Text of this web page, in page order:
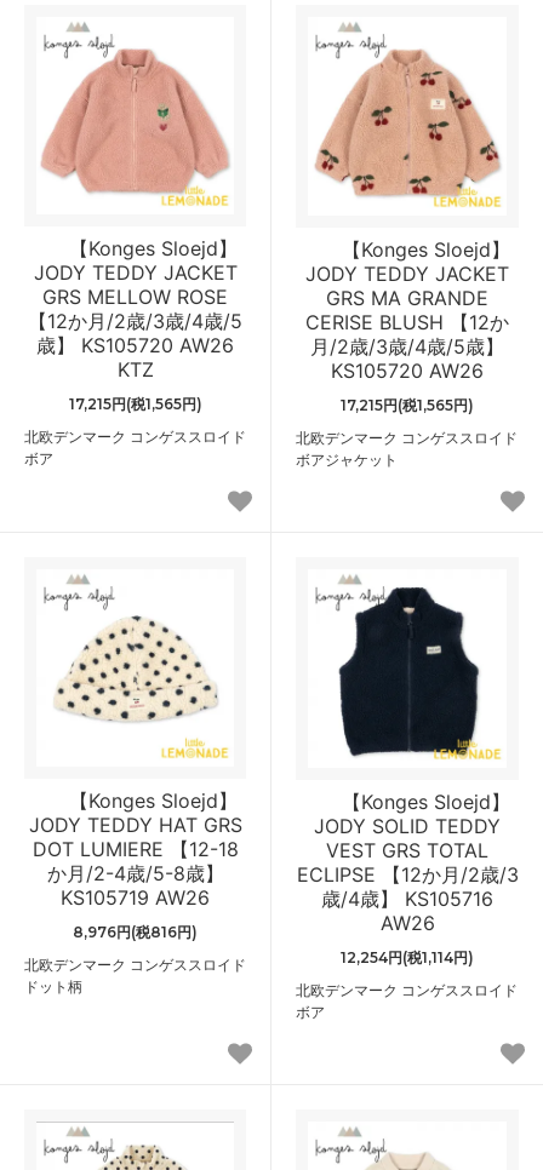
【Konges Sloejd】
JODY TEDDY JACKET
GRS MELLOW ROSE
【12か月/2歳/3歳/4歳/5
歳】 KS105720 AW26
KTZ
17,215円(税1,565円)
北欧デンマーク コンゲススロイド
ボア
【Konges Sloejd】
JODY TEDDY JACKET
GRS MA GRANDE
CERISE BLUSH 【12か
月/2歳/3歳/4歳/5歳】
KS105720 AW26
17,215円(税1,565円)
北欧デンマーク コンゲススロイド
ボアジャケット
【Konges Sloejd】
JODY TEDDY HAT GRS
DOT LUMIERE 【12-18
か月/2-4歳/5-8歳】
KS105719 AW26
8,976円(税816円)
北欧デンマーク コンゲススロイド
ドット柄
【Konges Sloejd】
JODY SOLID TEDDY
VEST GRS TOTAL
ECLIPSE 【12か月/2歳/3
歳/4歳】 KS105716
AW26
12,254円(税1,114円)
北欧デンマーク コンゲススロイド
ボア